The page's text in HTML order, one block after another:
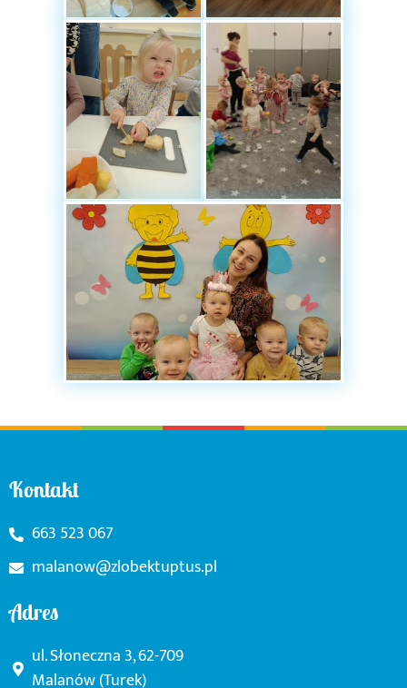
Kontakt
663 523 067
malanow@zlobektuptus.pl
Adres
ul. Słoneczna 3, 62-709
Malanów (Turek)